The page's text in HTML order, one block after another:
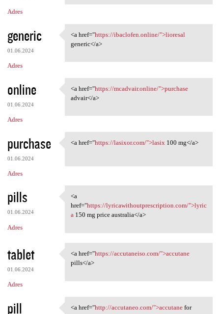
Adres
generic
01.06.2024
Adres
<a href="https://ibaclofen
<a href="https://ibaclofen.online/">lioresal
generic</a>
online
01.06.2024
Adres
<a href="https://mcadvair
<a href="https://mcadvair.online/">purchase
advair</a>
purchase
01.06.2024
Adres
<a href="https://lasixor.com/
<a href="https://lasixor.com/">lasix 100 mg</a>
pills
01.06.2024
Adres
<a href="https:/
<a
href="https://lyricawithoutprescription.com/">lyric
a150 mg price australia</a>
tablet
01.06.2024
Adres
<a href="https://accutaneiso
<a href="https://accutaneiso.com/">accutane
pills</a>
pill <a href="http://accutaneo.com/">accutanefor